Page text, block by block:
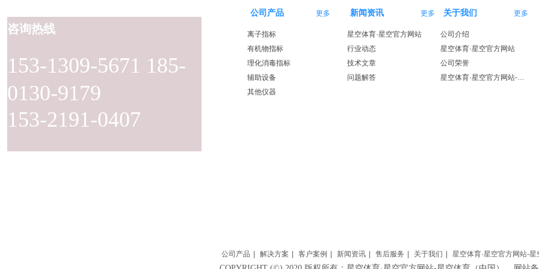
153-1309-5671 185-
0130-9179
153-2191-0407
咨询热线
新闻资讯 更多
星空体育·星空官方网站
行业动态
技术文章
问题解答
公司产品 更多
离子指标
有机物指标
理化消毒指标
辅助设备
其他仪器
关于我们 更多
公司介绍
星空体育·星空官方网站
公司荣誉
星空体育·星空官方网站-星空体育（中国）
公司产品 解决方案 客户案例 新闻资讯 售后服务 关于我们 星空体育·星空官方网站-星